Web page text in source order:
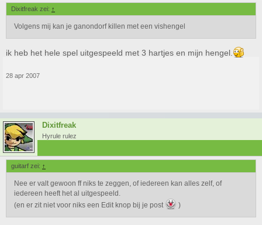
Dixitfreak zei: ↑
Volgens mij kan je ganondorf killen met een vishengel
ik heb het hele spel uitgespeeld met 3 hartjes en mijn hengel.
28 apr 2007
Dixitfreak
Hyrule rulez
guitarf zei: ↑
Nee er valt gewoon ff niks te zeggen, of iedereen kan alles zelf, of
iedereen heeft het al uitgespeeld.
(en er zit niet voor niks een Edit knop bij je post
)